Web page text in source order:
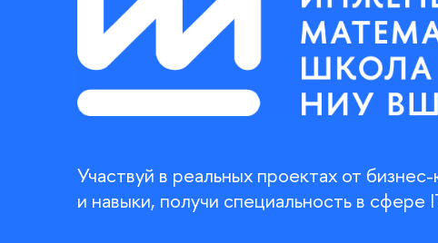
Участвуй в реальных проектах от
и навыки, получи специальность в сфере